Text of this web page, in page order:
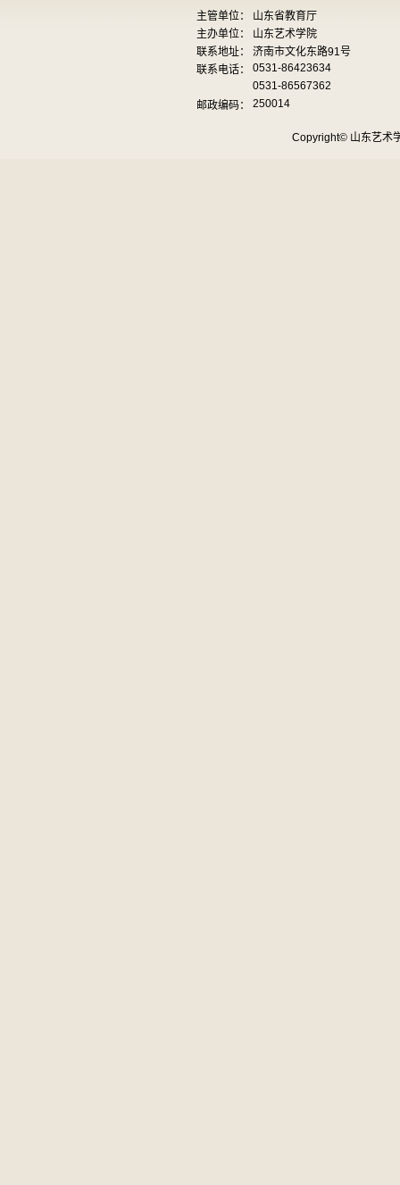
主管单位：
山东省教育厅
主办单位：
山东艺术学院
联系地址：
济南市文化东路91号
联系电话：
0531-86423634
0531-86567362
邮政编码：
250014
Copyright© 山东艺术